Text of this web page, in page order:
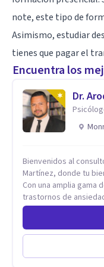
note, este tipo de
Asimismo, estudiar
tienes que pagar el
Encuentra los
Dr.
Bienvenidos al
Martínez, donde tu
Con una amplia gama
trastornos de
emocionales,
tratamiento para mejorar tu
consultorio,
tratamientos
específicas: Terapia